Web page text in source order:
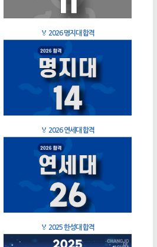
🏅 2026 명지대 합격
🏅 2026 연세대 합격
🏅 2025 한성대 합격